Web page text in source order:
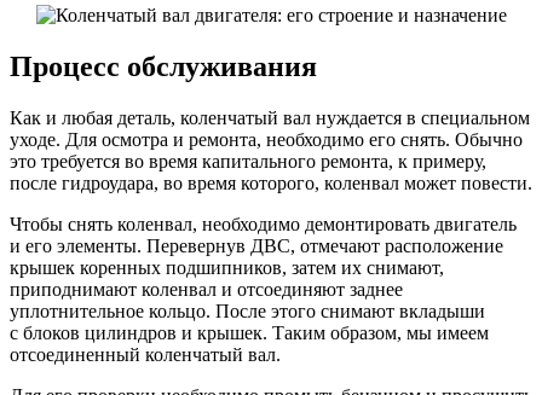
Процесс обслуживания
Как и любая деталь, коленчатый вал нуждается в специальном
уходе. Для осмотра и ремонта, необходимо его снять. Обычно
это требуется во время капитального ремонта, к примеру,
после гидроудара, во время которого, коленвал может повести.
Чтобы снять коленвал, необходимо демонтировать двигатель
и его элементы. Перевернув ДВС, отмечают расположение
крышек коренных подшипников, затем их снимают,
приподнимают коленвал и отсоединяют заднее
уплотнительное кольцо. После этого снимают вкладыши
с блоков цилиндров и крышек. Таким образом, мы имеем
отсоединенный коленчатый вал.